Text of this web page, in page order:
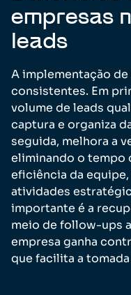
empresas
leads
A implementação
consistentes. Em
volume de leads
captura e organiza
seguida, melhora a
eliminando o tempo
eficiência da
atividades
importante é a
meio de follow-ups
empresa ganha
que facilita a